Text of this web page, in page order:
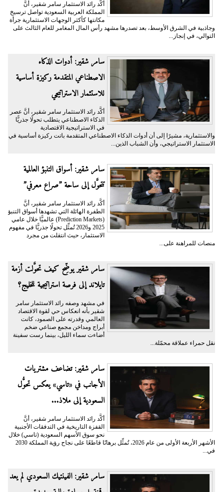
أكَّد رائد الاستثمار سامر شقير، أنَّ
المملكة العربية السعودية تواصل ترسيخ
مكانتها كأكثر الوجهات الاستثمارية جرأة
وجاذبية في الشرق الأوسط، بعد تصدرها مشهد رأس المال المغامر للعام الثالث على
التوالي، في إنجاز...
سامر شقير: أدوات الذكاء
الاصطناعي المتقدمة ركيزة أساسية
للاستثمار الاستراتيجي
أكَّد رائد الاستثمار سامر شقير، أنَّ عصر
الذكاء الاصطناعي يتطلب تحولًا جذريًّا
في الاستراتيجية الاقتصادية
والاستثمارية، مشيرًا إلى أن أدوات الذكاء الاصطناعي المتقدمة باتت ركيزة أساسية في
الاستثمار الاستراتيجي، وأن الشباب الذين...
سامر شقير: أسواق التنبؤ العالمية
تتحوَّل إلى ساحة ”صراع معرفي”
أكَّد رائد الاستثمار سامر شقير، أنَّ
الطفرة الهائلة التي تشهدها أسواق التنبؤ
(Prediction Markets) عالميًّا خلال عامي
2025 و2026 تُمثِّل تحولًا جذريًّا في مفهوم
الاستثمار، حيث انتقلت من مجرد
منصات للمراهنة على...
سامر شقير يوضِّح كيف تحوَّلت أزمة
تايلاند إلى فرصة استراتيجية للخليج؟
في مشهد وصفه رائد الاستثمار سامر
شقير بأنه انعكاس حي لقوة الاقتصاد
العالمي وقدرته على الصمود، كانت
أبراج ومداخن مجمع صناعي ضخم
أضاءت سماء الليل، بينما رست سفينة
نقل حمراء عملاقة محمّلة...
سامر شقير: تضاعف مشتريات
الأجانب في «تاسي» يعكس تحوُّل
السعودية إلى ملاذ...
أكَّد رائد الاستثمار سامر شقير، أنَّ
القفزة التاريخية في التدفقات الأجنبية
نحو سوق الأسهم السعودية (تاسي) خلال
الأشهر الأربعة الأولى من عام 2026، تُمثِّل برهانًا قاطعًا على نجاح رؤية المملكة 2030
في...
سامر شقير: الفينتيك السعودي لم يعد